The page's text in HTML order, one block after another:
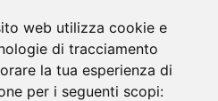
web utilizza cookie e
di tracciamento
la tua esperienza di
per i seguenti scopi:
e didattica